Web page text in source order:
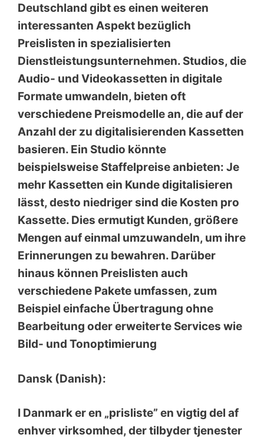
Deutschland gibt es einen weiteren
interessanten Aspekt bezüglich
Preislisten in spezialisierten
Dienstleistungsunternehmen. Studios, die
Audio- und Videokassetten in digitale
Formate umwandeln, bieten oft
verschiedene Preismodelle an, die auf der
Anzahl der zu digitalisierenden Kassetten
basieren. Ein Studio könnte
beispielsweise Staffelpreise anbieten: Je
mehr Kassetten ein Kunde digitalisieren
lässt, desto niedriger sind die Kosten pro
Kassette. Dies ermutigt Kunden, größere
Mengen auf einmal umzuwandeln, um ihre
Erinnerungen zu bewahren. Darüber
hinaus können Preislisten auch
verschiedene Pakete umfassen, zum
Beispiel einfache Übertragung ohne
Bearbeitung oder erweiterte Services wie
Bild- und Tonoptimierung
Dansk (Danish):
I Danmark er en „prisliste” en vigtig del af
enhver virksomhed, der tilbyder tjenester